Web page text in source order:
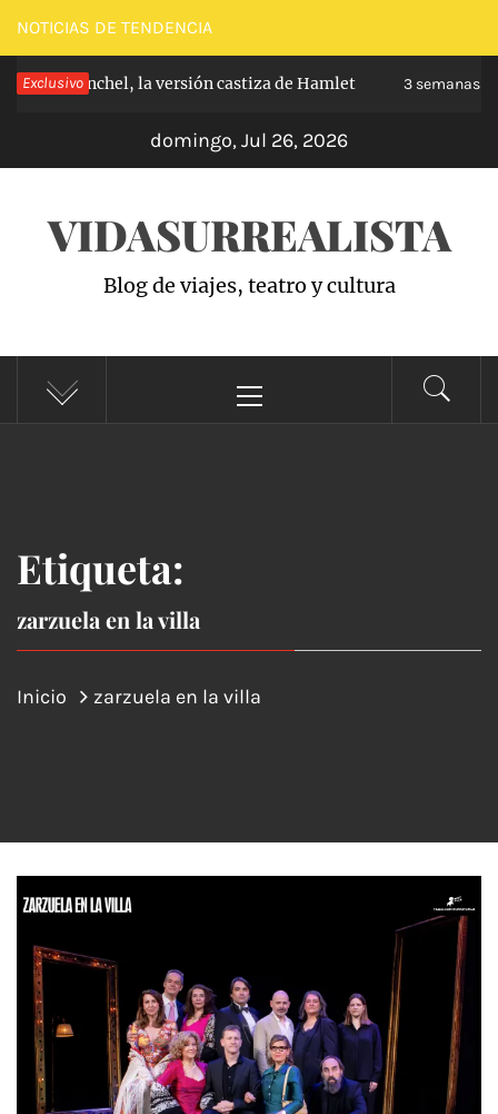
Saltar
al
contenido
NOTICIAS DE TENDENCIA
Exclusivo
Carabanchel, la versión castiza de Hamlet 3 semanas
domingo, Jul 26, 2026
VIDASURREALISTA
Blog de viajes, teatro y cultura
principal
Etiqueta:
zarzuela en la villa
Inicio zarzuela en la villa